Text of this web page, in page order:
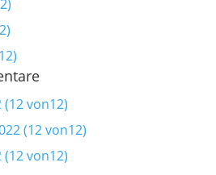
von12)
(12 von12)
von12)